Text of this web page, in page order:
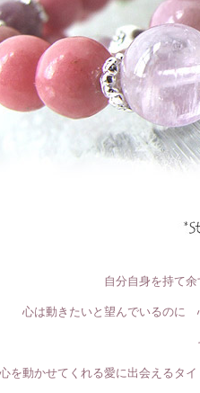
自分自身を持て
心は動きたいと望んでいるのに
を動かせてくれる愛に出会えるタ